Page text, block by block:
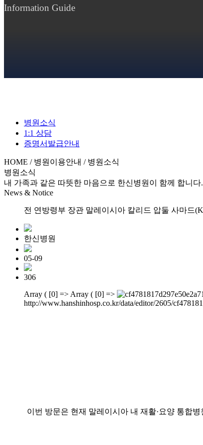
Information Guide
병원소식
1:1 상담
증명서발급안내
HOME / 병원이용안내 / 병원소식
병원소식
내 가족과 같은 따뜻한 마음으로 한신병원이 함께 합니다.
News & Notice
전 연방령부 장관 말레이시아 칼리드 압둘 사마드
한신병원
05-09
306
Array ( [0] => Array ( [0] =>
http://www.hanshinhosp.co.kr/data/editor/2605/
이번 방문은 현재 말레이시아 내 재활·요양 통합